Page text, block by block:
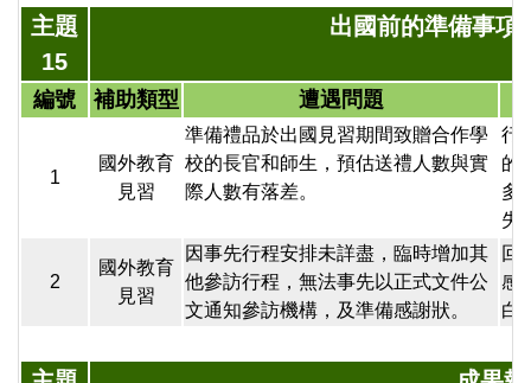
主題
15
出國前的準備事項
編號 補助類型 遭遇問題
1
國外教育
見習
準備禮品於出國見習期間致贈合作學
校的長官和師生，預估送禮人數與實
際人數有落差。
行
的
多
失
2
國外教育
見習
因事先行程安排未詳盡，臨時增加其
他參訪行程，無法事先以正式文件公
文通知參訪機構，及準備感謝狀。
回
感
白